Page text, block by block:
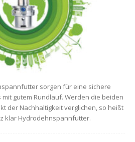
sorgen für eine sichere
gutem Rundlauf. Werden die beiden
der Nachhaltigkeit verglichen, so heißt
klar Hydrodehnspannfutter.